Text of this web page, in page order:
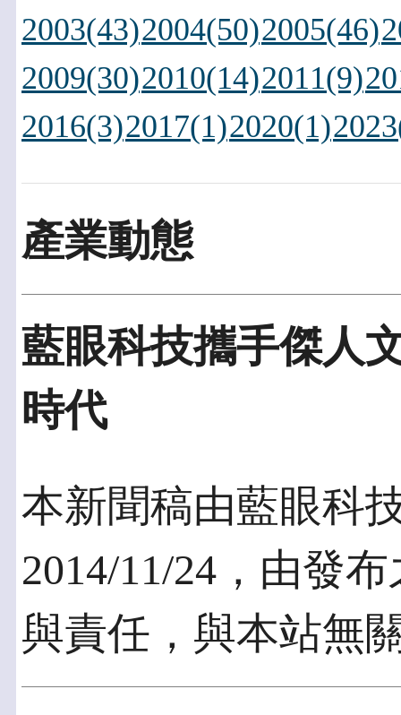
2003(43)2004(50)2005(46)
2009(30)2010(14)2011(9)
2016(3)2017(1)2020(1)
產業動態
藍眼科技攜手傑人
時代
本新聞稿由藍眼科
2014/11/24，由發
與責任，與本站無